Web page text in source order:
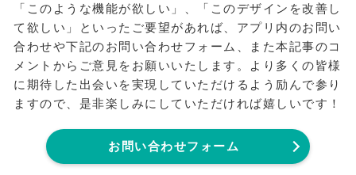
「このような機能が欲しい」、「このデザインを改善し
て欲しい」といったご要望があれば、アプリ内のお問い
合わせや下記のお問い合わせフォーム、また本記事のコ
メントからご意見をお願いいたします。より多くの皆様
に期待した出会いを実現していただけるよう励んで参り
ますので、是非楽しみにしていただければ嬉しいです！
お問い合わせフォーム